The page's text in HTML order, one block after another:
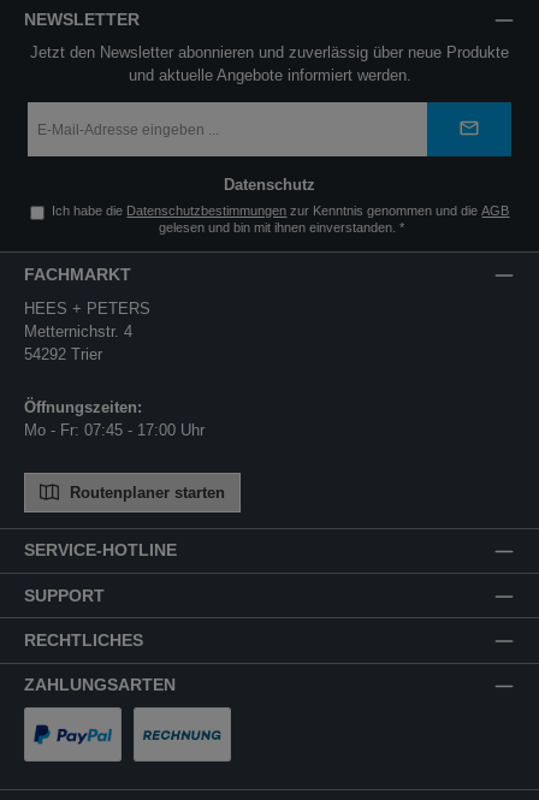
NEWSLETTER
Jetzt den Newsletter abonnieren und zuverlässig über neue Produkte
und aktuelle Angebote informiert werden.
Mail-
*
Datenschutz
Ich habe die Datenschutzbestimmungen zur Kenntnis genommen und dieAGB
gelesen und bin mit ihnen einverstanden. *
SERVICE-HOTLINE
SUPPORT
RECHTLICHES
ZAHLUNGSARTEN
FACHMARKT
HEES + PETERS
Metternichstr. 4
54292 Trier
Öffnungszeiten:
Mo - Fr: 07:45 - 17:00 Uhr
Routenplaner starten